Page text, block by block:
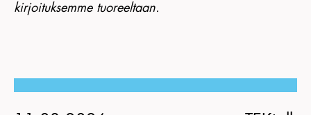
kirjoituksemme tuoreeltaan.